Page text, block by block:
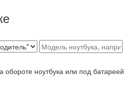
ноутбука или под батареей